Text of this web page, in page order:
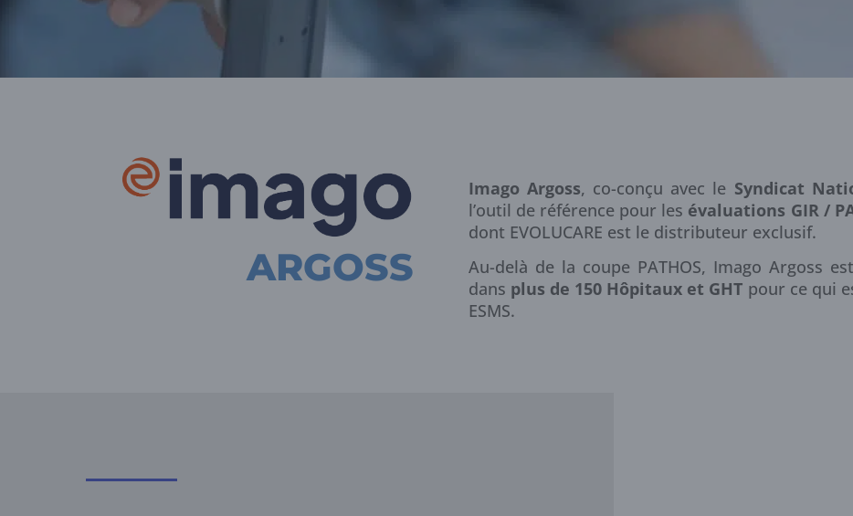
ARGOSS
Imago Argoss, co-conçu avec le Syndicat
l’outil de référence pour les évaluations GIR /
dont EVOLUCARE est le distributeur exclusif.
Au-delà de la coupe PATHOS, Imago Argoss
dans plus de 150 Hôpitaux et GHT pour ce qui
ESMS.